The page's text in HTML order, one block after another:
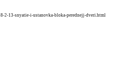
8-2-13-snyatie-i-ustanovka-bloka-perednejj-dveri.html